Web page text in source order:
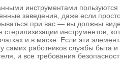
инструментами
заведения, даже если
при вас — вы должны
стерилизизации инструментов,
и в маске. Если эти
у самих работников службы быта
и все требования